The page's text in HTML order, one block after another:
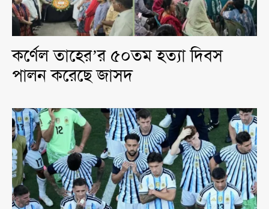
কর্ণেল তাহের’র ৫০তম হত্যা দিবস
পালন করেছে জাসদ